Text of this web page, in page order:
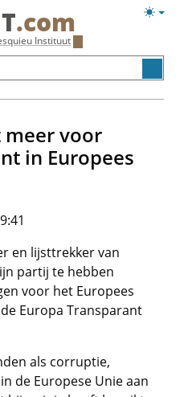
.com
Instituut
meer voor
in Europees
en lijsttrekker van
partij te hebben
voor het Europees
Europa Transparant
als corruptie,
de Europese Unie aan